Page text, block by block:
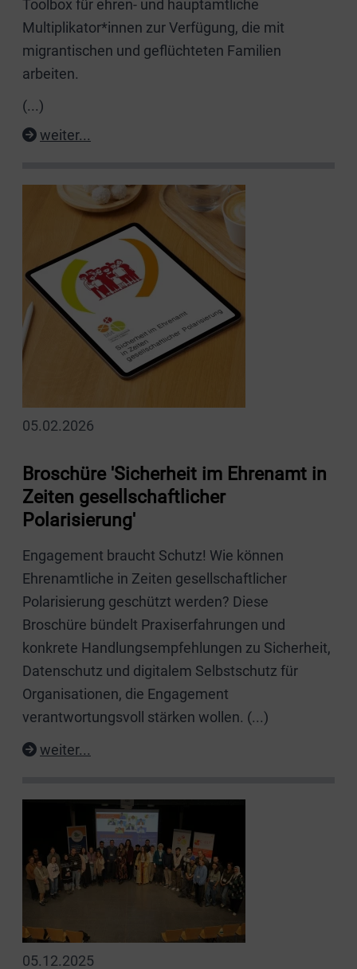
Toolbox für ehren- und hauptamtliche
Multiplikator*innen zur Verfügung, die mit
migrantischen und geflüchteten Familien
arbeiten.
(...)
weiter...
05.02.2026
Broschüre 'Sicherheit im Ehrenamt in
Zeiten gesellschaftlicher
Polarisierung'
Engagement braucht Schutz! Wie können
Ehrenamtliche in Zeiten gesellschaftlicher
Polarisierung geschützt werden? Diese
Broschüre bündelt Praxiserfahrungen und
konkrete Handlungsempfehlungen zu Sicherheit,
Datenschutz und digitalem Selbstschutz für
Organisationen, die Engagement
verantwortungsvoll stärken wollen. (...)
weiter...
05.12.2025